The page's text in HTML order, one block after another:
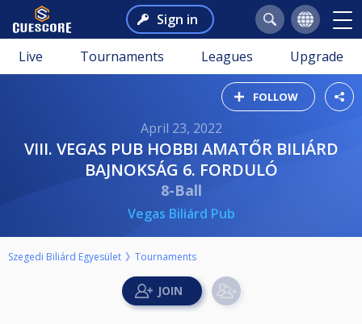
Sign in
Live Tournaments Leagues Upgrade
FOLLOW
April 23, 2022
VIII. VEGAS PUB HOBBI AMATŐR BILIÁRD
BAJNOKSÁG 6. FORDULÓ
8-Ball
Vegas Biliárd Pub
Szegedi Biliárd Egyesület Tournaments